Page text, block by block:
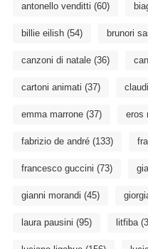
antonello venditti (60)
billie eilish(54) brunori
canzoni di natale(36)
cartoni animati (37)
emma marrone(37) eros
fabrizio de andré(133)
francesco guccini (73)
gianni morandi (45)
laura pausini (95) litfiba